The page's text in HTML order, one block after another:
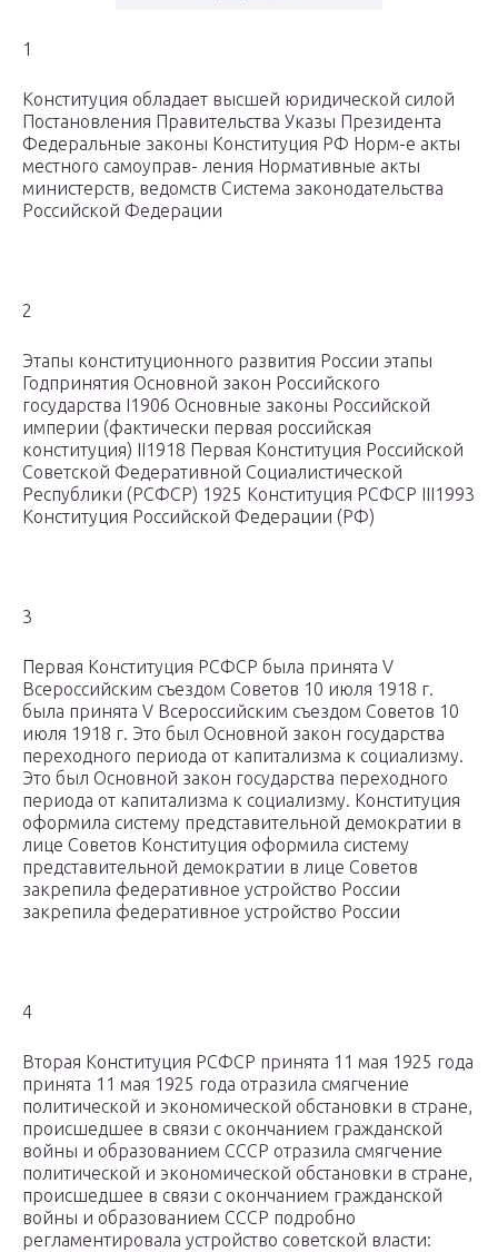
1
Конституция обладает высшей юридической силой
Постановления Правительства Указы Президента
Федеральные законы Конституция РФ Норм-е акты
местного самоуправ- ления Нормативные акты
министерств, ведомств Система законодательства
Российской Федерации
2
Этапы конституционного развития России этапы
Годпринятия Основной закон Российского
государства I1906 Основные законы Российской
империи (фактически первая российская
конституция) II1918 Первая Конституция Российской
Советской Федеративной Социалистической
Республики (РСФСР) 1925 Конституция РСФСР III1993
Конституция Российской Федерации (РФ)
3
Первая Конституция РСФСР была принята V
Всероссийским съездом Советов 10 июля 1918 г.
была принята V Всероссийским съездом Советов 10
июля 1918 г. Это был Основной закон государства
переходного периода от капитализма к социализму.
Это был Основной закон государства переходного
периода от капитализма к социализму. Конституция
оформила систему представительной демократии в
лице Советов Конституция оформила систему
представительной демократии в лице Советов
закрепила федеративное устройство России
закрепила федеративное устройство России
4
Вторая Конституция РСФСР принята 11 мая 1925 года
принята 11 мая 1925 года отразила смягчение
политической и экономической обстановки в стране,
происшедшее в связи с окончанием гражданской
войны и образованием СССР отразила смягчение
политической и экономической обстановки в стране,
происшедшее в связи с окончанием гражданской
войны и образованием СССР подробно
регламентировала устройство советской власти: